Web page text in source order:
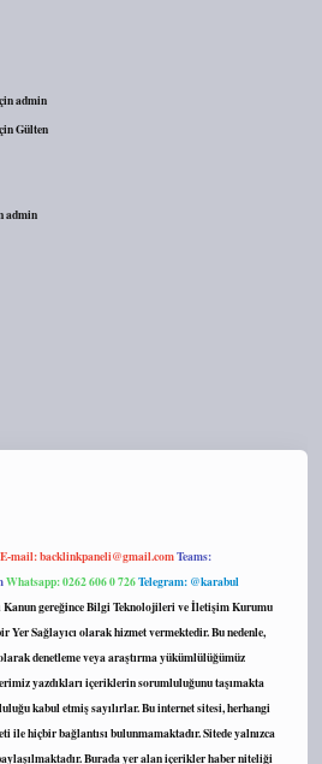
admin
Gülten
admin
E-mail:backlinkpaneli@gmail.comTeams:
Whatsapp: 0262 606 0 726Telegram: @karabul
Kanun gereğince Bilgi Teknolojileri ve İletişim Kurumu
Yer Sağlayıcı olarak hizmet vermektedir. Bu nedenle,
denetleme veya araştırma yükümlülüğümüz
yazdıkları içeriklerin sorumluluğunu taşımakta
kabul etmiş sayılırlar. Bu internet sitesi, herhangi
ile hiçbir bağlantısı bulunmamaktadır. Sitede yalnızca
Burada yer alan içerikler haber niteliği